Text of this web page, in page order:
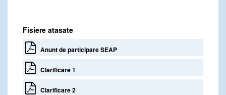
Fisiere atasate
Anunt de participare SEAP
Clarificare 1
Clarificare 2